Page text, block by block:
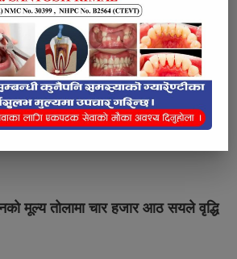
लोकप्रिय प्रतिक्रियाहरु
मूल्य तोलामा चार हजार आठ सयले वृद्धि